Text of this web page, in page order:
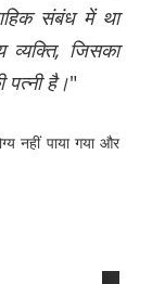
संबंध में था
जिसका
है।"
नहीं पाया गया और